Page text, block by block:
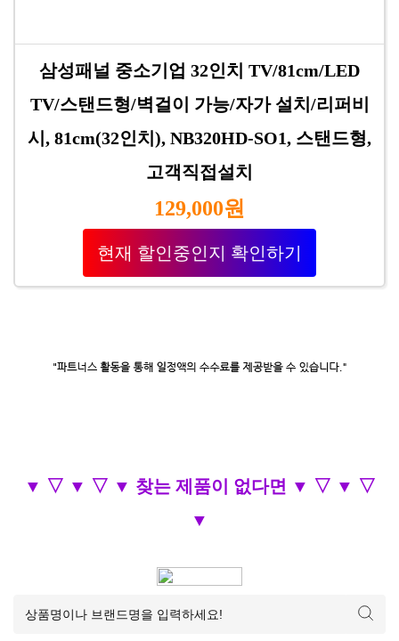
삼성패널 중소기업 32인치 TV/81cm/LED
TV/스탠드형/벽걸이 가능/자가 설치/리퍼비
시, 81cm(32인치), NB320HD-SO1, 스탠드형,
고객직접설치
129,000원
현재 할인중인지 확인하기
▼ ▽ ▼ ▽ ▼ 찾는 제품이 없다면 ▼ ▽ ▼ ▽
▼